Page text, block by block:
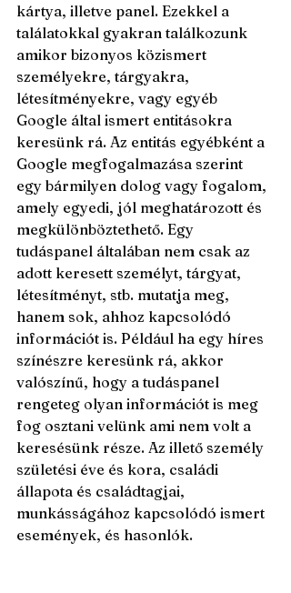
kártya, illetve panel. Ezekkel a
találatokkal gyakran találkozunk
amikor bizonyos közismert
személyekre, tárgyakra,
létesítményekre, vagy egyéb
Google által ismert entitásokra
keresünk rá. Az entitás egyébként a
Google megfogalmazása szerint
egy bármilyen dolog vagy fogalom,
amely egyedi, jól meghatározott és
megkülönböztethető. Egy
tudáspanel általában nem csak az
adott keresett személyt, tárgyat,
létesítményt, stb. mutatja meg,
hanem sok, ahhoz kapcsolódó
információt is. Például ha egy híres
színészre keresünk rá, akkor
valószínű, hogy a tudáspanel
rengeteg olyan információt is meg
fog osztani velünk ami nem volt a
keresésünk része. Az illető személy
születési éve és kora, családi
állapota és családtagjai,
munkásságához kapcsolódó ismert
események, és hasonlók.